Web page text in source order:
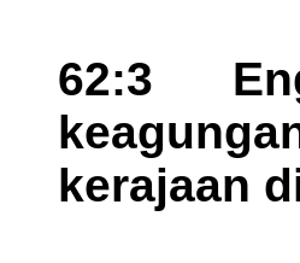
62:3
kerajaan